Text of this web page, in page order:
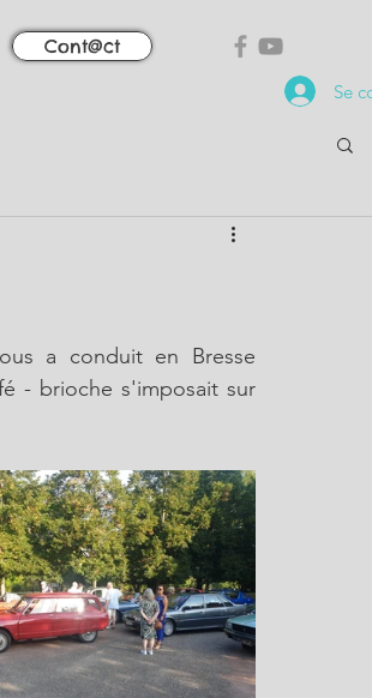
Cont@ct
Se
a conduit en Bresse
- brioche s'imposait sur